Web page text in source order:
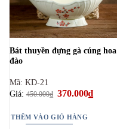
Bát thuyền đựng gà cúng hoa
đào
Mã: KD-21
Giá:450.000₫ Giá
gốc
450.000₫.
370.000₫Giá
hiện
THÊM VÀO GIỎ HÀNG